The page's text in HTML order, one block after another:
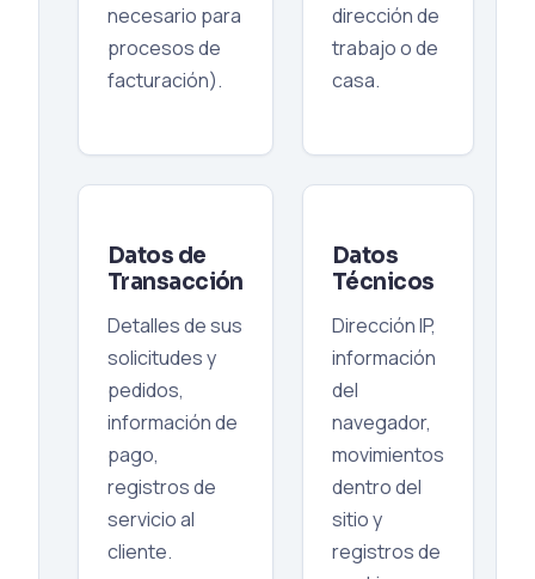
necesario para
procesos de
facturación).
dirección de
trabajo o de
casa.
Datos de
Transacción
Detalles de sus
solicitudes y
pedidos,
información de
pago,
registros de
servicio al
cliente.
Datos
Técnicos
Dirección IP,
información
del
navegador,
movimientos
dentro del
sitio y
registros de